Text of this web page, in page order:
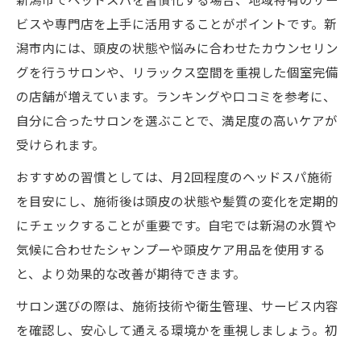
ビスや専門店を上手に活用することがポイントです。新
潟市内には、頭皮の状態や悩みに合わせたカウンセリン
グを行うサロンや、リラックス空間を重視した個室完備
の店舗が増えています。ランキングや口コミを参考に、
自分に合ったサロンを選ぶことで、満足度の高いケアが
受けられます。
おすすめの習慣としては、月2回程度のヘッドスパ施術
を目安にし、施術後は頭皮の状態や髪質の変化を定期的
にチェックすることが重要です。自宅では新潟の水質や
気候に合わせたシャンプーや頭皮ケア用品を使用する
と、より効果的な改善が期待できます。
サロン選びの際は、施術技術や衛生管理、サービス内容
を確認し、安心して通える環境かを重視しましょう。初